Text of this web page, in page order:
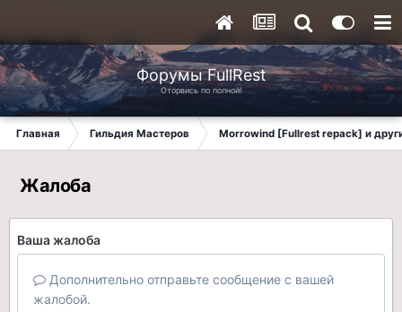
Форумы FullRest
Оторвись по полной!
Главная Гильдия Мастеров Morrowind [Fullrest repack] и
Жалоба
Ваша жалоба
Дополнительно отправьте сообщение с вашей
жалобой.